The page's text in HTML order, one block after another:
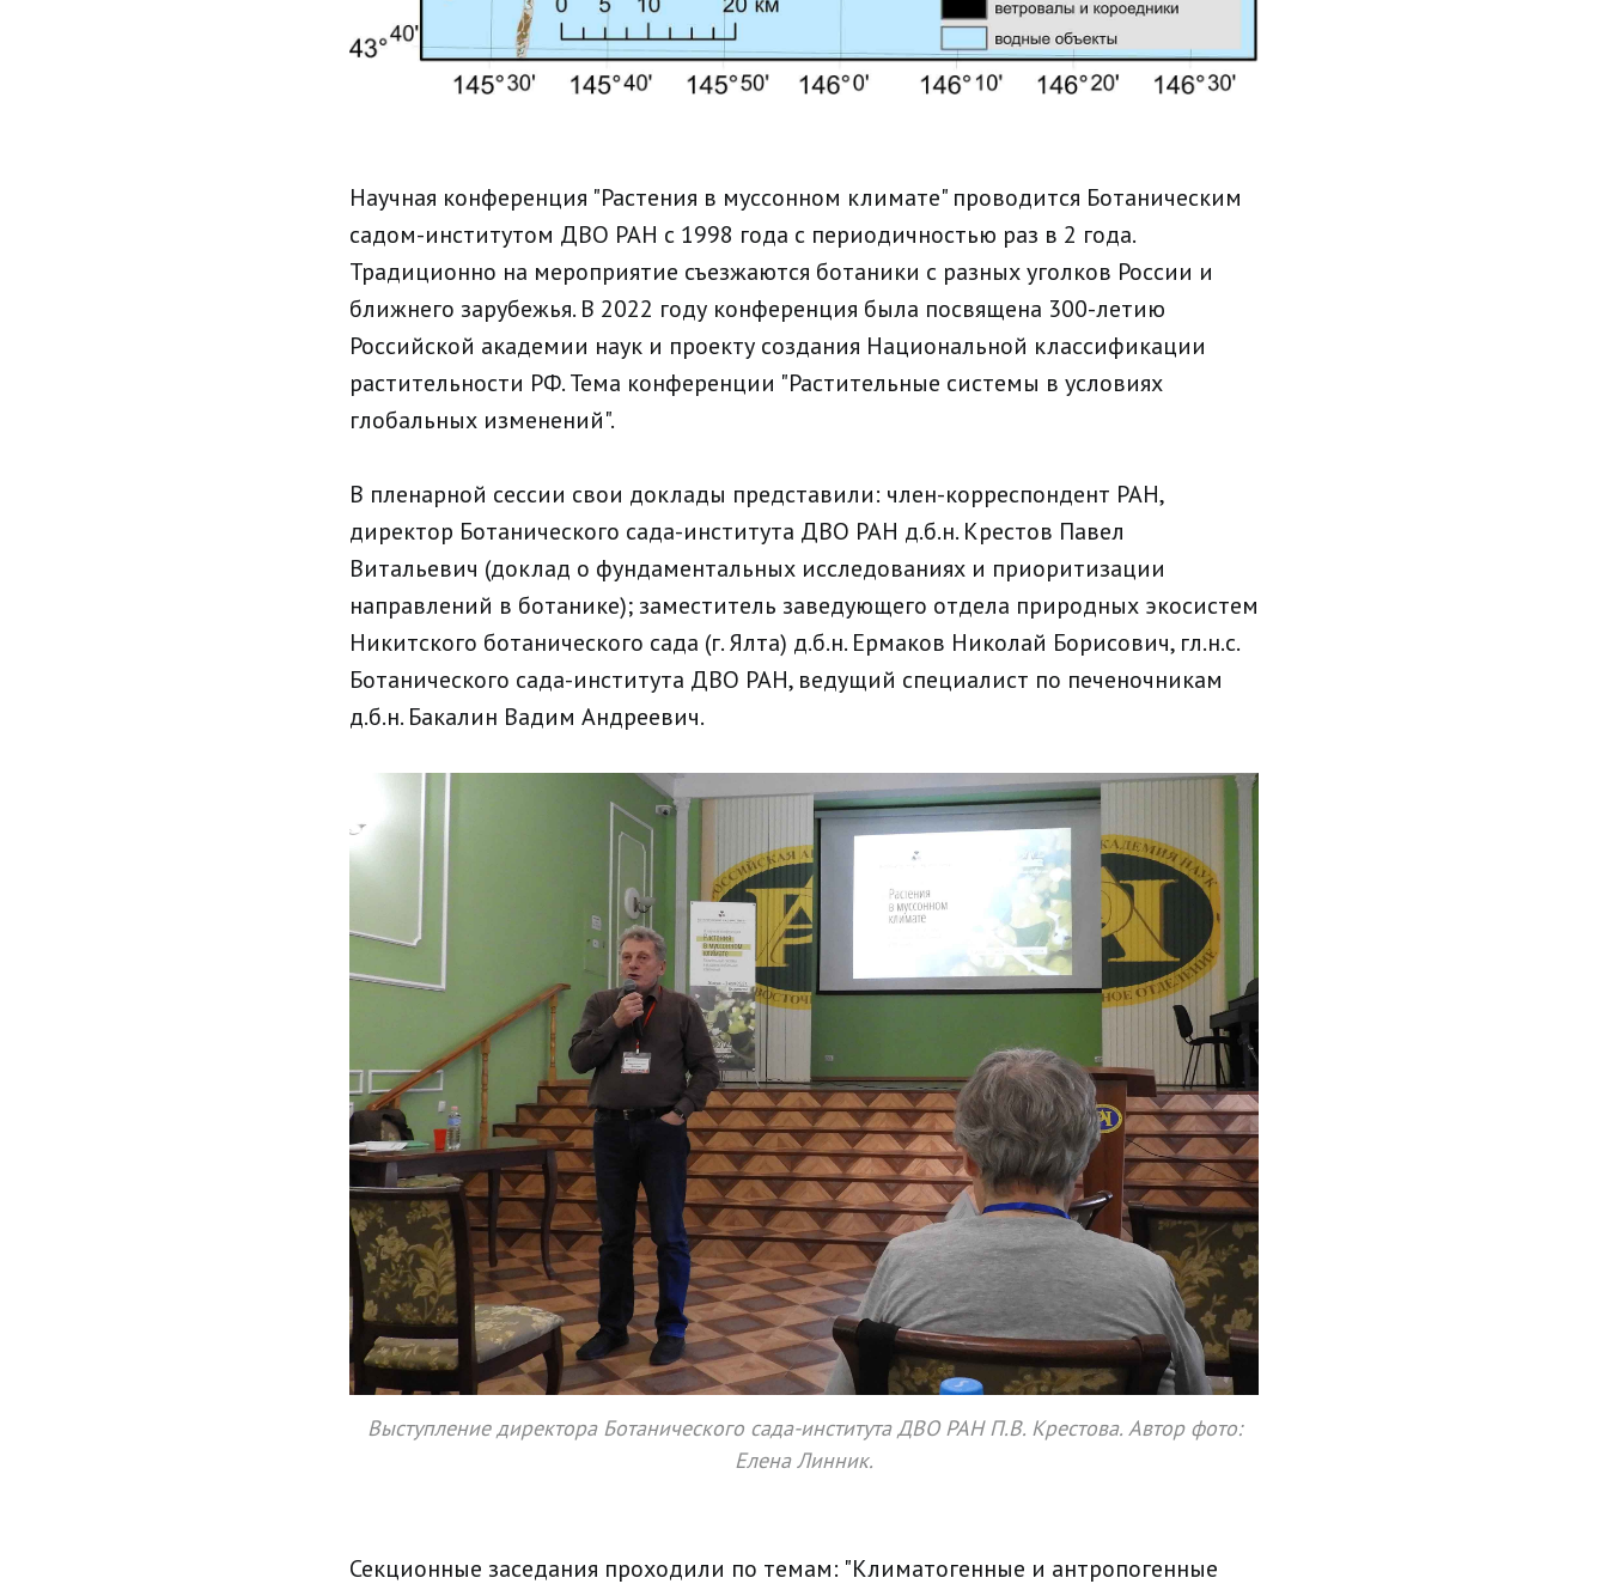
Научная конференция "Растения в муссонном климате" проводится Ботаническим
садом-институтом ДВО РАН с 1998 года с периодичностью раз в 2 года.
Традиционно на мероприятие съезжаются ботаники с разных уголков России и
ближнего зарубежья. В 2022 году конференция была посвящена 300-летию
Российской академии наук и проекту создания Национальной классификации
растительности РФ. Тема конференции "Растительные системы в условиях
глобальных изменений".
В пленарной сессии свои доклады представили: член-корреспондент РАН,
директор Ботанического сада-института ДВО РАН д.б.н. Крестов Павел
Витальевич (доклад о фундаментальных исследованиях и приоритизации
направлений в ботанике); заместитель заведующего отдела природных экосистем
Никитского ботанического сада (г. Ялта) д.б.н. Ермаков Николай Борисович, гл.н.с.
Ботанического сада-института ДВО РАН, ведущий специалист по печеночникам
д.б.н. Бакалин Вадим Андреевич.
Выступление директора Ботанического сада-института ДВО РАН П.В. Крестова. Автор фото:
Елена Линник.
Секционные заседания проходили по темам: "Климатогенные и антропогенные